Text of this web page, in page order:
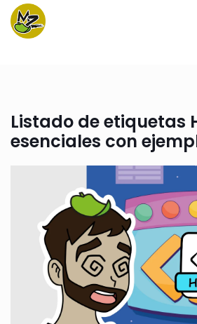
Listado de etiquetas
esenciales con